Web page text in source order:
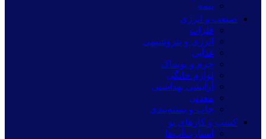
بیمه
صنعت و انرژی
فلزات
انرژی و پتروشیمی
غذایی
چرم و پوشاک
لوازم خانگی
آرایشی بهداشتی
معدنی
چاپ و بسته‌بندی
کسب و کارهای نو
استارت‌آپ‌ها